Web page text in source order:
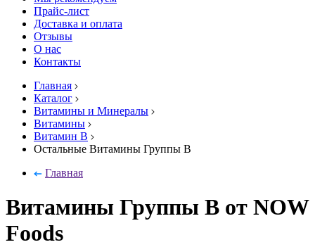
Прайс-лист
Доставка и оплата
Отзывы
О нас
Контакты
Главная
Каталог
Витамины и Минералы
Витамины
Витамин B
Остальные Витамины Группы B
Главная
Витамины Группы B от NOW
Foods